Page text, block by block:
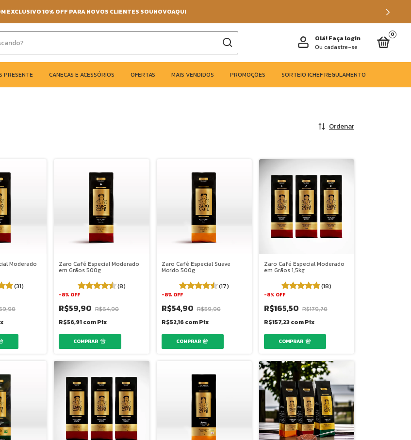
EXCLUSIVO 10% OFF PARA NOVOS CLIENTES SOUNOVOAQUI
Olá!Faça login
Ou cadastre-se
0
PRESENTE CANECAS E ACESSÓRIOS OFERTAS MAIS VENDIDOS PROMOÇÕES SORTEIO ICHEF REGULAMENTO
Ordenar
Moderado
(31)
Zaro Café Especial Moderado
em Grãos 500g
(8)
-8% OFF
R$59,90 R$64,90
R$56,91comPix
Zaro Café Especial Suave
Moído 500g
(17)
-8% OFF
R$54,90 R$59,90
R$52,16comPix
Zaro Café Especial Moderado
em Grãos 1,5kg
(18)
-8% OFF
R$165,50 R$179,70
R$157,23comPix